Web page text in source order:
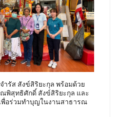
รัส สังข์สิริยะกุล พร้อมด้วย
พิสุทธิศักดิ์ สังข์สิริยะกุล และ
อร่วมทำบุญในงานสาธารณ